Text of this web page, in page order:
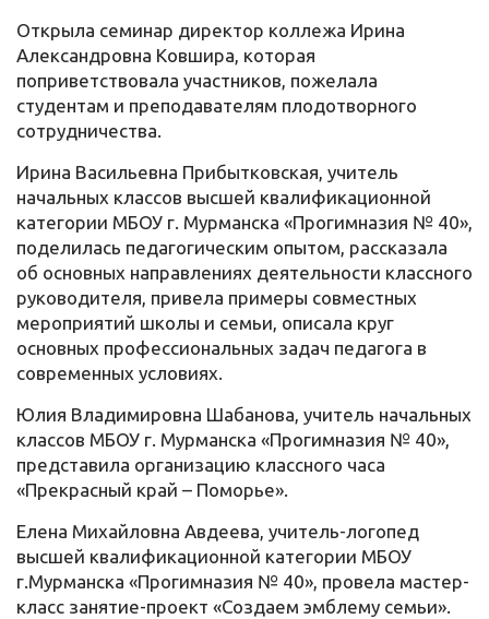
Открыла семинар директор коллежа Ирина
Александровна Ковшира, которая
поприветствовала участников, пожелала
студентам и преподавателям плодотворного
сотрудничества.
Ирина Васильевна Прибытковская, учитель
начальных классов высшей квалификационной
категории МБОУ г. Мурманска «Прогимназия № 40»,
поделилась педагогическим опытом, рассказала
об основных направлениях деятельности классного
руководителя, привела примеры совместных
мероприятий школы и семьи, описала круг
основных профессиональных задач педагога в
современных условиях.
Юлия Владимировна Шабанова, учитель начальных
классов МБОУ г. Мурманска «Прогимназия № 40»,
представила организацию классного часа
«Прекрасный край – Поморье».
Елена Михайловна Авдеева, учитель-логопед
высшей квалификационной категории МБОУ
г.Мурманска «Прогимназия № 40», провела мастер-
класс занятие-проект «Создаем эмблему семьи».